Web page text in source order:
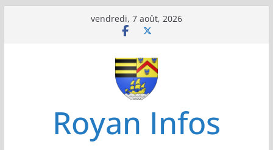
vendredi, 7 août, 2026
Royan Infos